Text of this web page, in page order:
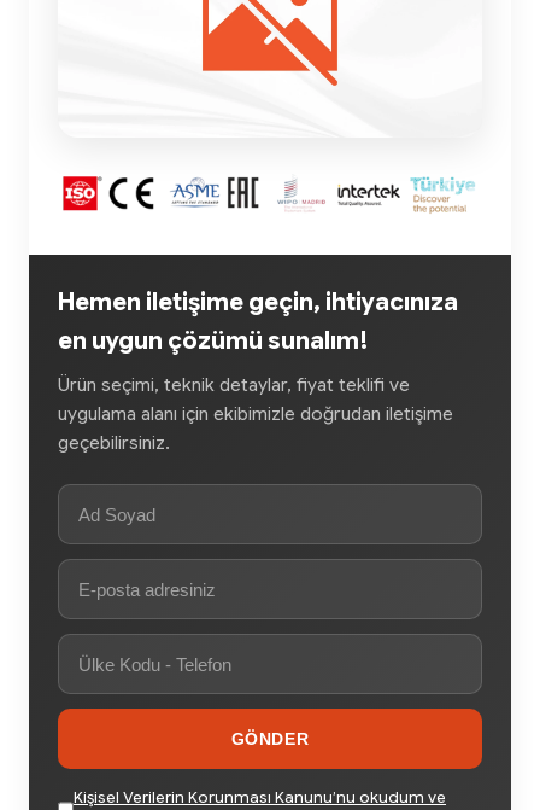
Hemen iletişime geçin, ihtiyacınıza
en uygun çözümü sunalım!
Ürün seçimi, teknik detaylar, fiyat teklifi ve
uygulama alanı için ekibimizle doğrudan iletişime
geçebilirsiniz.
GÖNDER
Kişisel Verilerin Korunması Kanunu’nu okudum ve